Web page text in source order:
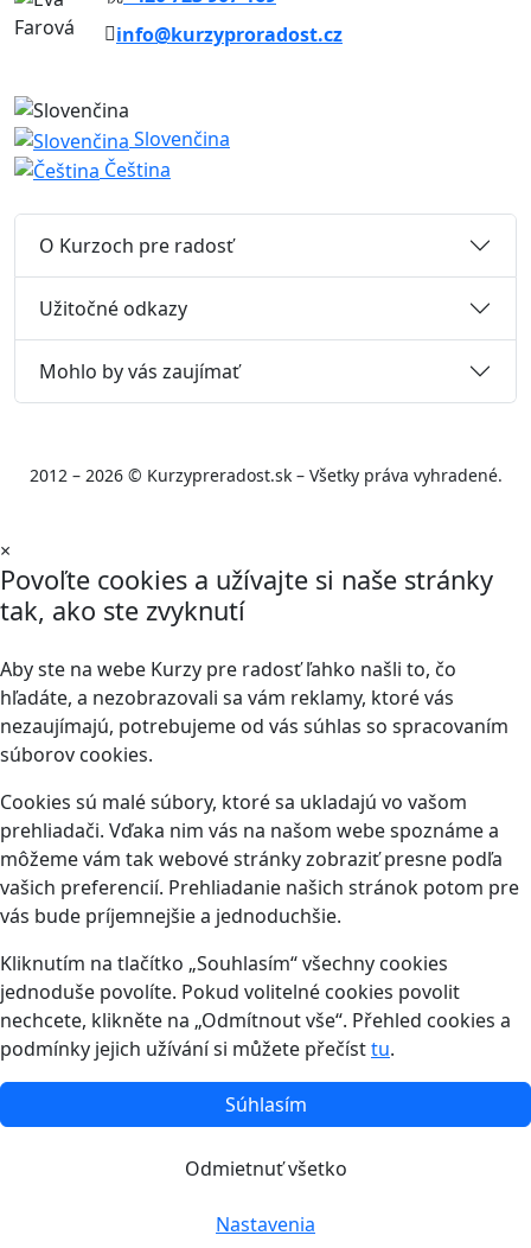
info@kurzyproradost.cz
Slovenčina
Čeština
O Kurzoch pre radosť
Užitočné odkazy
Mohlo by vás zaujímať
2012 – 2026 © Kurzypreradost.sk – Všetky práva vyhradené.
×
Povoľte cookies a užívajte si naše stránky
tak, ako ste zvyknutí
Aby ste na webe Kurzy pre radosť ľahko našli to, čo
hľadáte, a nezobrazovali sa vám reklamy, ktoré vás
nezaujímajú, potrebujeme od vás súhlas so spracovaním
súborov cookies.
Cookies sú malé súbory, ktoré sa ukladajú vo vašom
prehliadači. Vďaka nim vás na našom webe spoznáme a
môžeme vám tak webové stránky zobraziť presne podľa
vašich preferencií. Prehliadanie našich stránok potom pre
vás bude príjemnejšie a jednoduchšie.
Kliknutím na tlačítko „Souhlasím“ všechny cookies
jednoduše povolíte. Pokud volitelné cookies povolit
nechcete, klikněte na „Odmítnout vše“. Přehled cookies a
podmínky jejich užívání si můžete přečísttu.
Súhlasím
Odmietnuť všetko
Nastavenia